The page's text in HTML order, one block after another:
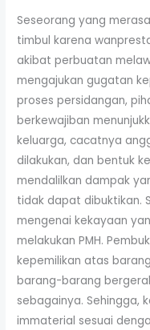
Seseorang yang
timbul karena
akibat perbuatan
mengajukan gugatan
proses persidangan,
berkewajiban
keluarga, cacatnya
dilakukan, dan bentuk
mendalilkan dampak
tidak dapat dibuktikan.
mengenai kekayaan
melakukan PMH.
kepemilikan atas
barang-barang
sebagainya. Sehingga,
immaterial sesuai